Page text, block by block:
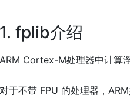
1. fplib介绍
ARM Cortex-M处理器中计算
对于不带 FPU 的处理器，